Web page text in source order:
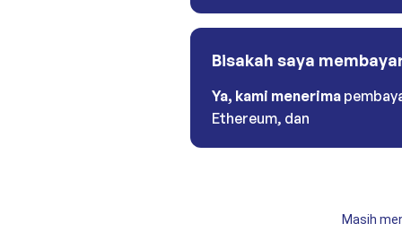
Bisakah saya
Ya, kami menerima
Ethereum, dan
Masih